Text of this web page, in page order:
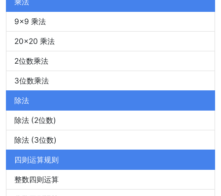
9x9 乘法
20x20 乘法
2位数乘法
3位数乘法
除法
除法 (2位数)
除法 (3位数)
四则运算规则
整数四则运算